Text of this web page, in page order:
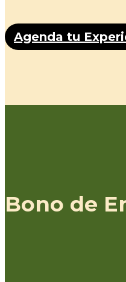
Agenda tu
Bono de